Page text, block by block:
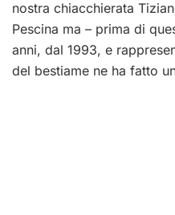
nostra chiacchierata
Pescina ma – prima di
anni, dal 1993, e
del bestiame ne ha fatto